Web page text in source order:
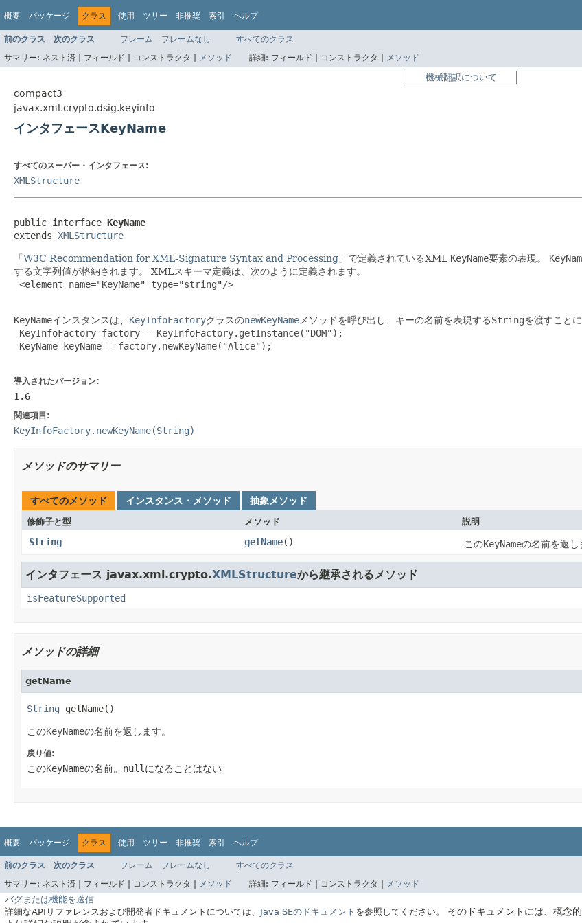
概要 パッケージ クラス 使用 ツリー 非推奨 索引 ヘルプ
前のクラス 次のクラス フレーム フレームなし
すべてのクラス
サマリー: ネスト済 | フィールド | コンストラクタ | メソッド 詳細: フィールド | コンストラクタ | メソッド
機械翻訳について
compact3
javax.xml.crypto.dsig.keyinfo
インタフェースKeyName
すべてのスーパー・インタフェース:
XMLStructure
public interface KeyName
extends XMLStructure
「W3C Recommendation for XML-Signature Syntax and Processing 」で定義されているXML KeyName要素の表現。
する文字列値が格納されます。
XMLスキーマ定義は、次のように定義されます。
<element name="KeyName" type="string"/>
KeyNameインスタンスは、 KeyInfoFactoryクラスのnewKeyName メソッドを呼び出し、キーの名前を表現するStringを渡すこと
KeyInfoFactory factory = KeyInfoFactory.getInstance("DOM");
KeyName keyName = factory.newKeyName("Alice");
導入されたバージョン:
1.6
関連項目:
KeyInfoFactory.newKeyName(String)
メソッドのサマリー
すべてのメソッド インスタンス・メソッド 抽象メソッド
修飾子と型 メソッド 説明
String getName() このKeyNameの名前を返し
インタフェース javax.xml.crypto.XMLStructureから継承されるメソッド
isFeatureSupported
メソッドの詳細
getName
String getName()
このKeyNameの名前を返します。
戻り値:
このKeyNameの名前。 null になることはない
概要 パッケージ クラス 使用 ツリー 非推奨 索引 ヘルプ
前のクラス 次のクラス フレーム フレームなし
すべてのクラス
サマリー: ネスト済 | フィールド | コンストラクタ | メソッド 詳細: フィールド | コンストラクタ | メソッド
バグまたは機能を送信
詳細なAPIリファレンスおよび開発者ドキュメントについては、 Java SEのドキュメント を参照してください。
そのドキュメントには、概念